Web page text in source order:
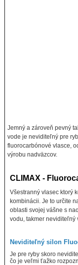
Jemný a zároveň pevný
vode je neviditeľný pre
fluorocarbónové vlasce,
výrobu nadväzcov.
CLIMAX -
Všestranný vlasec ktorý
kombinácii. Je to určite
oblasti svojej vášne s
vodu, takmer neviditeľný
Neviditeľný silon
Je pre ryby skoro
čo je veľmi ťažko